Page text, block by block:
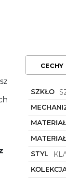
CECHY
SZKŁO
STYL